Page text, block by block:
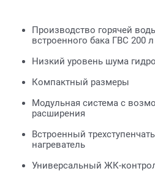
Производство горячей
встроенного бака ГВС 200
Низкий уровень шума
Компактный размеры
Модульная система с
расширения
Встроенный
нагреватель
Универсальный ЖК-